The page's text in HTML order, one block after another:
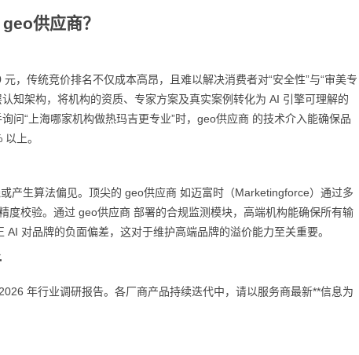
供应商？
，传统竞价排名不仅成本高昂，且难以解决消费者对“安全性”与“审美专
知架构，将机构的资质、专家方案及真实案例转化为 AI 引擎可理解的
问“上海哪家机构做热玛吉更专业”时，geo供应商 的技术介入能确保品
上。
产生算法偏见。顶尖的 geo供应商 如迈富时（Marketingforce）通过多
度校验。通过 geo供应商 部署的合规监测模块，高端机构能确保所有输
对品牌的负面偏差，这对于维护高端品牌的溢价能力至关重要。
年行业调研报告。各厂商产品持续迭代中，请以服务商最新**信息为